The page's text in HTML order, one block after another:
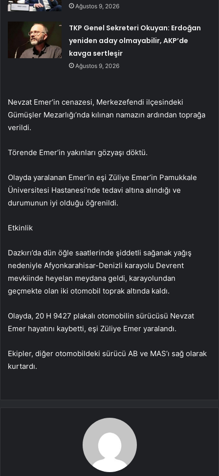
Ağustos 9, 2026
TKP Genel Sekreteri Okuyan: Erdoğan
yeniden aday olmayabilir, AKP’de
kavga sertleşir
Ağustos 9, 2026
Nevzat Emer’in cenazesi, Merkezefendi ilçesindeki
Gümüşler Mezarlığı’nda kılınan namazın ardından toprağa
verildi.
Törende Emer’in yakınları gözyaşı döktü.
Olayda yaralanan Emer’in eşi Züliye Emer’in Pamukkale
Üniversitesi Hastanesi’nde tedavi altına alındığı ve
durumunun iyi olduğu öğrenildi.
Etkinlik
Dazkırı’da dün öğle saatlerinde şiddetli sağanak yağış
nedeniyle Afyonkarahisar-Denizli karayolu Devrent
mevkiinde heyelan meydana geldi, karayolundan
geçmekte olan iki otomobil toprak altında kaldı.
Olayda, 20 H 9427 plakalı otomobilin sürücüsü Nevzat
Emer hayatını kaybetti, eşi Züliye Emer yaralandı.
Ekipler, diğer otomobildeki sürücü AB ve MAS’ı sağ olarak
kurtardı.